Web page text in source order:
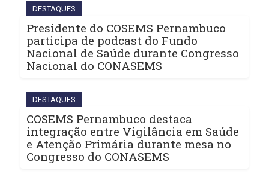
DESTAQUES
Presidente do COSEMS Pernambuco
participa de podcast do Fundo
Nacional de Saúde durante Congresso
Nacional do CONASEMS
DESTAQUES
COSEMS Pernambuco destaca
integração entre Vigilância em Saúde
e Atenção Primária durante mesa no
Congresso do CONASEMS